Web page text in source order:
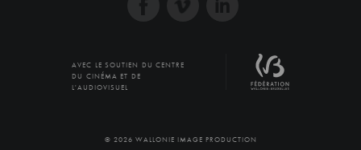
AVEC LE SOUTIEN DU CENTRE
DU CINÉMA ET DE
L'AUDIOVISUEL
© 2026 WALLONIE IMAGE PRODUCTION